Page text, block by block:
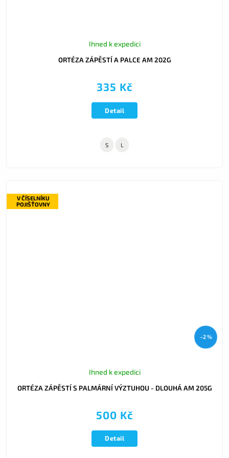
ORTÉZA ZÁPĚSTÍ A PALCE AM 202G
Ihned k expedici
335 Kč
Detail
S L
V ČÍSELNÍKU
POJIŠŤOVNY
–2 %
ORTÉZA ZÁPĚSTÍ S PALMÁRNÍ VÝZTUHOU - DLOUHÁ AM 205G
Ihned k expedici
500 Kč
Detail